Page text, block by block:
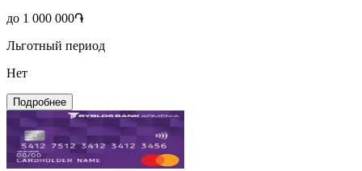
до 1 000 000֏
Льготный период
Нет
Подробнее